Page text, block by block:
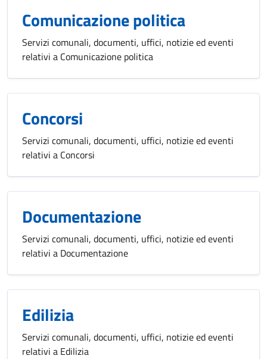
Comunicazione politica
Servizi comunali, documenti, uffici, notizie ed eventi
relativi a Comunicazione politica
Concorsi
Servizi comunali, documenti, uffici, notizie ed eventi
relativi a Concorsi
Documentazione
Servizi comunali, documenti, uffici, notizie ed eventi
relativi a Documentazione
Edilizia
Servizi comunali, documenti, uffici, notizie ed eventi
relativi a Edilizia